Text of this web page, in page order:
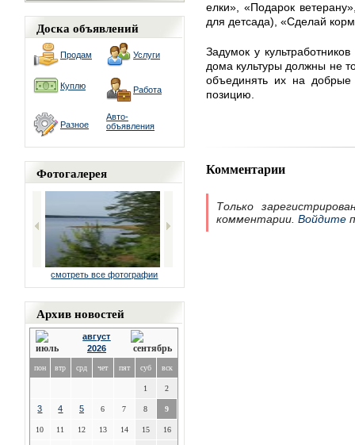
Доска объявлений
Продам Услуги
Куплю Работа
Разное
Авто-
объявления
Фотогалерея
смотреть все фотографии
Архив новостей
август
2026
пон втр срд чет пят суб вск
1 2
3 4 5 6 7 8 9
10 11 12 13 14 15 16
елки», «Подарок
для детсада), «Сделай
Задумок у
дома культуры должны не
объединять их на добрые
позицию.
Комментарии
Только
комментарии. Войдите